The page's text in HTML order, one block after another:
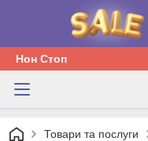
Нон Стоп
Товари та послуги